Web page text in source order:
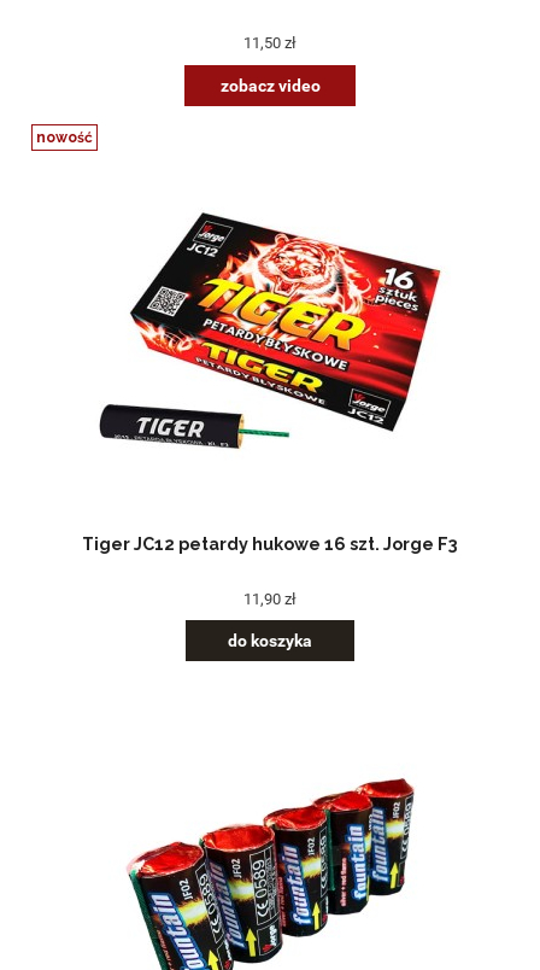
11,50 zł
zobacz video
Tiger JC12 petardy hukowe 16 szt. Jorge F3
11,90 zł
do koszyka
nowość